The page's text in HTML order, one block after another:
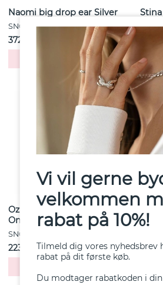
Naomi big drop ear Silver
SNÖ OF SWEDEN
372 kr
SNÖ
298
Oz chain brace plain Sølv-
Onesize
SNÖ OF SWEDEN
223 kr
gold
186
Vi vil gerne
velkommen
rabat på 10%!
Tilmeld dig vores nyhedsbrev
rabat på dit første køb.
Du modtager rabatkoden i